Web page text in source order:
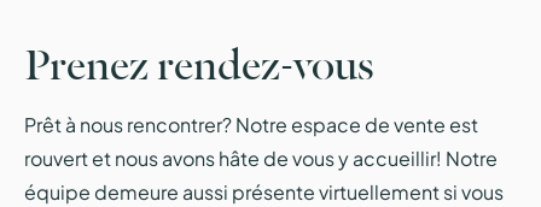
Prenez rendez-vous
Prêt à nous rencontrer? Notre espace de vente est
rouvert et nous avons hâte de vous y accueillir! Notre
équipe demeure aussi présente virtuellement si vous